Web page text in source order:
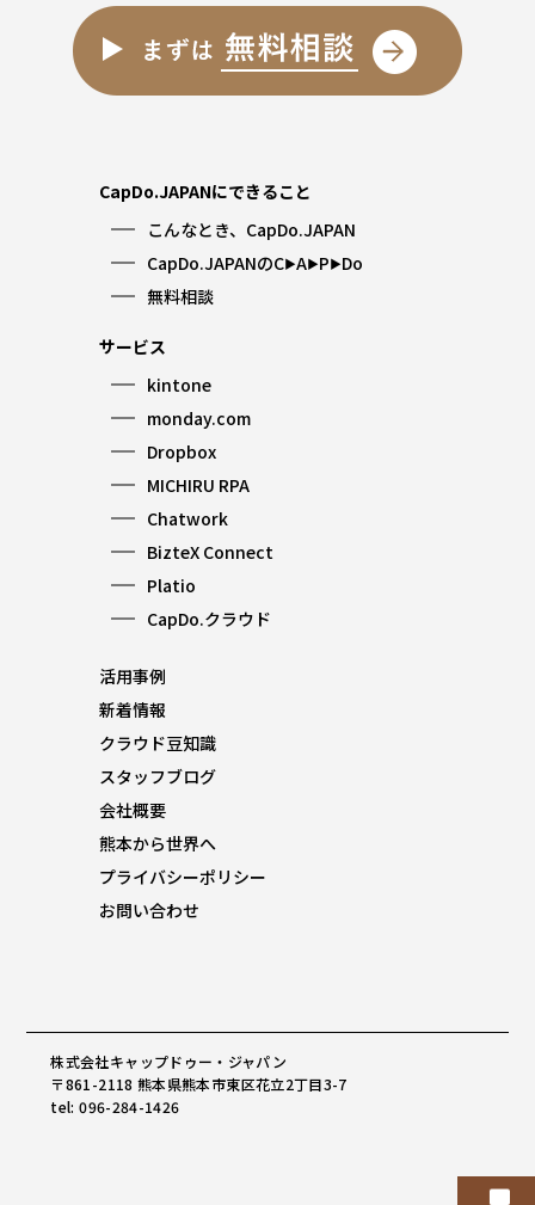
CapDo.JAPANにできること
こんなとき、CapDo.JAPAN
CapDo.JAPANのC▶︎A▶︎P▶︎Do
無料相談
サービス
kintone
monday.com
Dropbox
MICHIRU RPA
Chatwork
BizteX Connect
Platio
CapDo.クラウド
活用事例
新着情報
クラウド豆知識
スタッフブログ
会社概要
熊本から世界へ
プライバシーポリシー
お問い合わせ
株式会社キャップドゥー・ジャパン
〒861-2118 熊本県熊本市東区花立2丁目3-7
tel: 096-284-1426